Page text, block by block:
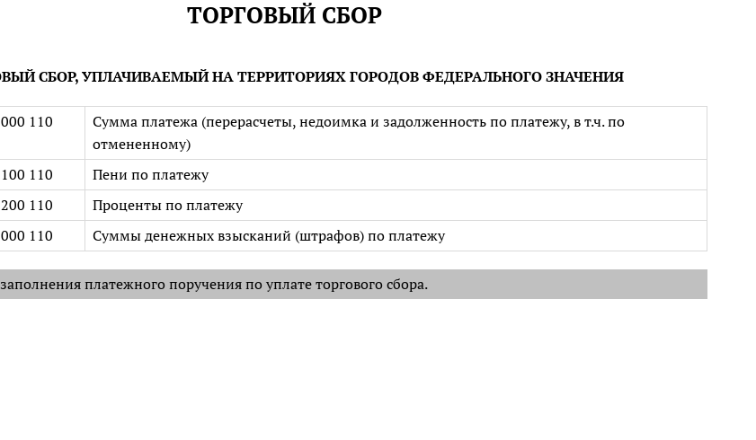
ТОРГОВЫЙ СБОР
СБОР, УПЛАЧИВАЕМЫЙ НА ТЕРРИТОРИЯХ ГОРОДОВ ФЕДЕРАЛЬНОГО ЗНАЧЕНИЯ
110
Сумма платежа (перерасчеты, недоимка и задолженность по платежу, в т.ч. по
отмененному)
110
Пени по платежу
110
Проценты по платежу
110
Суммы денежных взысканий (штрафов) по платежу
платежного поручения по уплате торгового сбора.